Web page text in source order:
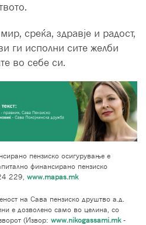
среќа, здравје и радост,
ги исполни сите желби
во себе си.
пензиско осигурување е
финансирано пензиско
229, www.mapas.mk
на Сава пензиско друштво а.д.
е дозволено само во целина, со
(Извор: www.nikogassami.mk-